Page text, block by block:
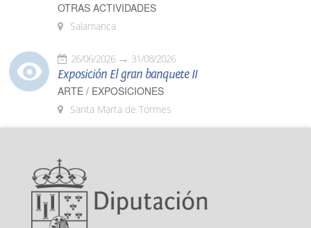
OTRAS ACTIVIDADES
Salamanca
26/06/2026 31/08/2026
Exposición El gran banquete II
ARTE / EXPOSICIONES
Santa Marta de Tormes